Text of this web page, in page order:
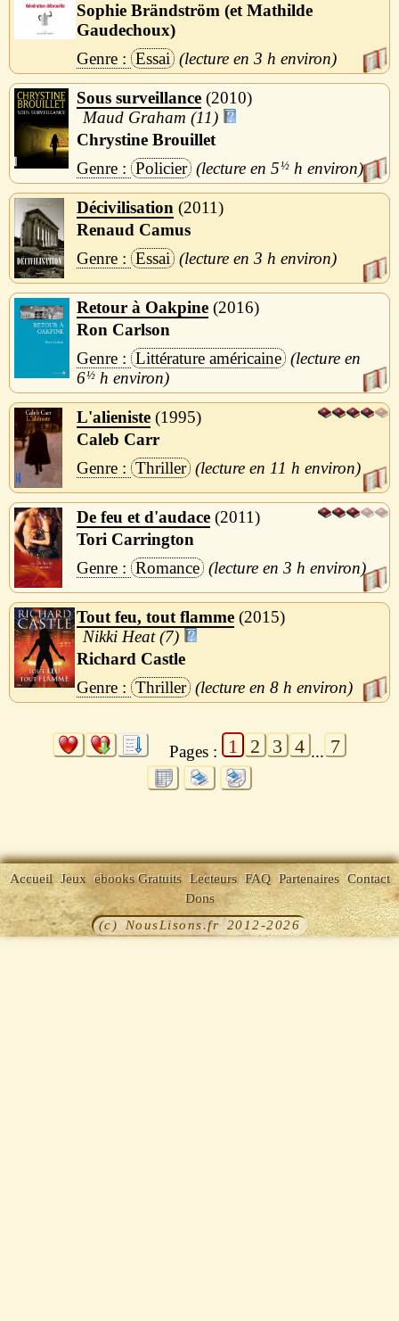
Sophie Brändström (et Mathilde
Gaudechoux)
Essai
3 h
Sous surveillance 2010
Maud Graham (11)
Chrystine Brouillet
Policier
5½ h
Décivilisation
2011
Renaud Camus
Essai
3 h
Retour à Oakpine 2016
Ron Carlson
Littérature américaine
6½ h
L'alieniste 1995
Caleb Carr
Thriller
11 h
De feu et d'audace 2011
Tori Carrington
Romance
3 h
Tout feu, tout flamme 2015
Nikki Heat (7)
Richard Castle
Thriller
8 h
Pages : 1 2 3 4 ... 7
Accueil Jeux ebooks Gratuits Lecteurs FAQ Partenaires Contact
Dons
(c) NousLisons.fr 2012-2026